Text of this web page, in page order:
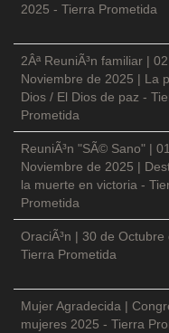
2025 - Tierra Prometida
2Âª ReuniÃ³n familiar |
Noviembre de 2025 | La
Dios / El Dios de paz -
Prometida
ReuniÃ³n "SÃ© Sano" |
Noviembre de 2025 |
la muerte en victoria -
Prometida
OraciÃ³n | 30 de Octubre
Tierra Prometida
Mujer Agradecida |
mujeres 2025 - Tierra